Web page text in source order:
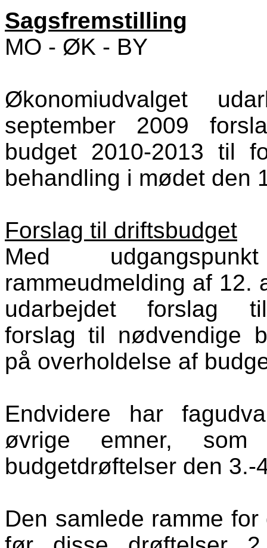
Sagsfremstilling
MO - ØK - BY
Økonomiudvalget
september 2009
budget 2010-2013 til
behandling i mødet den
Forslag til driftsbudget
Med
rammeudmelding af 12.
udarbejdet forslag
forslag til nødvendige
på overholdelse af
Endvidere har
øvrige emner,
budgetdrøftelser den 3.-
Den samlede ramme